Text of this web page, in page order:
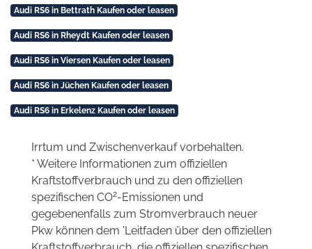
Audi RS6 in Bettrath Kaufen oder leasen
Audi RS6 in Rheydt Kaufen oder leasen
Audi RS6 in Viersen Kaufen oder leasen
Audi RS6 in Jüchen Kaufen oder leasen
Audi RS6 in Erkelenz Kaufen oder leasen
Irrtum und Zwischenverkauf vorbehalten.
* Weitere Informationen zum offiziellen
Kraftstoffverbrauch und zu den offiziellen
spezifischen CO2-Emissionen und
gegebenenfalls zum Stromverbrauch neuer
Pkw können dem 'Leitfaden über den offiziellen